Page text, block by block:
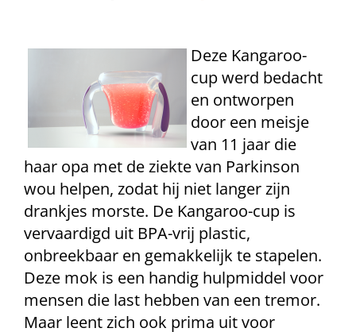
Deze Kangaroo-
cup werd bedacht
en ontworpen
door een meisje
van 11 jaar die
haar opa met de ziekte van Parkinson
wou helpen, zodat hij niet langer zijn
drankjes morste. De Kangaroo-cup is
vervaardigd uit BPA-vrij plastic,
onbreekbaar en gemakkelijk te stapelen.
Deze mok is een handig hulpmiddel voor
mensen die last hebben van een tremor.
Maar leent zich ook prima uit voor